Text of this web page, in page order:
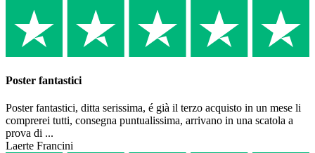
Poster fantastici
Poster fantastici, ditta serissima, é già il terzo acquisto in un mese li
comprerei tutti, consegna puntualissima, arrivano in una scatola a
prova di ...
Laerte Francini